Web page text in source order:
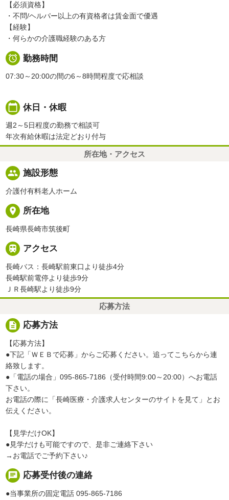
【必須資格】
・不問/ヘルパー以上の有資格者は賃金面で優遇
【経験】
・何らかの介護職経験のある方
 勤務時間
07:30～20:00の間の6～8時間程度で応相談
calendar_today 休日・休暇
週2～5日程度の勤務で相談可
年次有給休暇は法定どおり付与
所在地・アクセス
people 施設形態
介護付有料老人ホーム
place 所在地
長崎県長崎市筑後町
 アクセス
長崎バス：長崎駅前東口より徒歩4分
長崎駅前電停より徒歩9分
ＪＲ長崎駅より徒歩9分
応募方法
description 応募方法
【応募方法】
●下記「ＷＥＢで応募」からご応募ください。追ってこちらから連
絡致します。
●「電話の場合」095-865-7186（受付時間9:00～20:00）へお電話
下さい。
お電話の際に「長崎医療・介護求人センターのサイトを見て」とお
伝えください。
【見学だけOK】
●見学だけも可能ですので、是非ご連絡下さい
→お電話でご予約下さい♪
chat 応募受付後の連絡
●当事業所の固定電話 095-865-7186